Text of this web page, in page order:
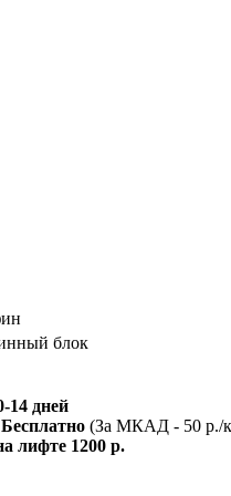
блок
14 дней
Бесплатно (За МКАД - 50 р./
лифте 1200 р.